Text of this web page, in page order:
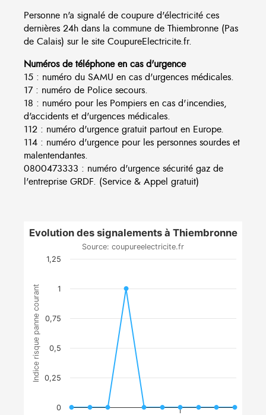
Personne n'a signalé de coupure d'électricité ces
dernières 24h dans la commune de Thiembronne (Pas
de Calais) sur le site CoupureElectricite.fr.
Numéros de téléphone en cas d'urgence
15 : numéro du SAMU en cas d'urgences médicales.
17 : numéro de Police secours.
18 : numéro pour les Pompiers en cas d'incendies,
d'accidents et d'urgences médicales.
112 : numéro d'urgence gratuit partout en Europe.
114 : numéro d'urgence pour les personnes sourdes et
malentendantes.
0800473333 : numéro d'urgence sécurité gaz de
l'entreprise GRDF. (Service & Appel gratuit)
Indice risque panne courant
Evolution des signalements à Thiembronne
Source: coupureelectricite.fr
0
0,25
0,5
0,75
1
1,25